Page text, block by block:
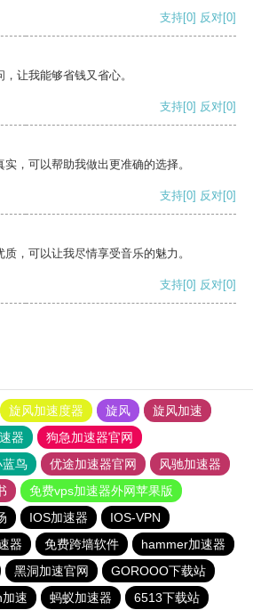
支持[0] 反对[0]
让我能够省钱又省心。
支持[0] 反对[0]
，可以帮助我做出更准确的选择。
支持[0] 反对[0]
，可以让我尽情享受音乐的魅力。
支持[0] 反对[0]
旋风加速度器 旋风
旋风加速
器
狗急加速器官网
蓝鸟 优途加速器官网
风驰加速器
免费vps加速器外网苹果版
IOS加速器
IOS-VPN
器 免费跨墙软件
hammer加速器
黑洞加速官网
GOROOO下载站
速 蚂蚁加速器 6513下载站